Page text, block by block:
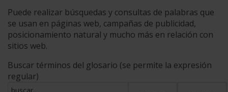
Puede realizar búsquedas y consultas de palabras que
se usan en páginas web, campañas de publicidad,
posicionamiento natural y mucho más en relación con
sitios web.
Buscar términos del glosario (se permite la expresión
regular)